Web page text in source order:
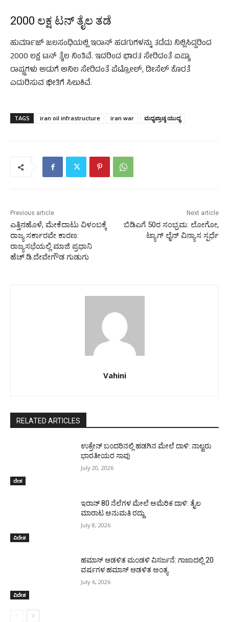
2000 ಲಕ್ಷ ಟನ್ ತೈಲ ತಡೆ
ಹುರ್ಮಾಜ್ ಜಲಸಂಧಿಯಲ್ಲಿ ಇರಾನ್ ಹಡಗುಗಳನ್ನು ತಡೆದು ನಿಲ್ಲಿಸಿದ್ದರಿಂದ
2000 ಲಕ್ಷ ಟನ್ ತೈಲ ನಿಂತಿವೆ. ಇದರಿಂದ ಭಾರತ ಸೇರಿದಂತೆ ಏಷ್ಯಾ
ರಾಷ್ಟ್ರಗಳು ಅಡುಗೆ ಅನಿಲ ಸೇರಿದಂತೆ ಪೆಟ್ರೋಲ್, ಡೀಸೆಲ್ ಕೊರತೆ
ಎದುರಿಸುವ ಭೀತಿಗೆ ಸಿಲುಕಿವೆ.
TAGS iran oil infrastructure iran war ಮಧ್ಯಪ್ರಾಚ್ಯ ಯುದ್ಧ
Previous article
ಎತ್ತಿನಹೊಳೆ, ಮೇಕೆದಾಟು ವಿಳಂಬಕ್ಕೆ
ರಾಜ್ಯ ಸರ್ಕಾರವೇ ಕಾರಣ:
ರಾಜ್ಯಸಭೆಯಲ್ಲಿ ಮಾಜಿ ಪ್ರಧಾನಿ
ಹೆಚ್.ಡಿ.ದೇವೇಗೌಡ ಗುಡುಗು
Next article
ಬಿಡಿಎಗೆ 50ರ ಸಂಭ್ರಮ: ಲೋಗೋ,
ಟ್ಯಾಗ್ ಲೈನ್ ವಿನ್ಯಾಸ ಸ್ಪರ್ಧೆ
Vahini
RELATED ARTICLES
ದೇಶ
ಉಕ್ರೇನ್‌ ಬಂದರಿನಲ್ಲಿ ಹಡಗಿನ ಮೇಲೆ ದಾಳಿ: ನಾಲ್ವರು
ಭಾರತೀಯರ ಸಾವು
July 20, 2026
ವಿದೇಶ
ಇರಾನ್‌ 80 ನೆಲೆಗಳ ಮೇಲೆ ಅಮೆರಿಕ ದಾಳಿ: ತೈಲ
ಮಾರಾಟ ಅನುಮತಿ ರದ್ದು
July 8, 2026
ವಿದೇಶ
ಹಮಾಸ್ ಆಡಳಿತ ಮಂಡಳಿ ವಿಸರ್ಜನೆ: ಗಾಜಾದಲ್ಲಿ 20
ವರ್ಷಗಳ ಹಮಾಸ್ ಆಡಳಿತ ಅಂತ್ಯ
July 6, 2026